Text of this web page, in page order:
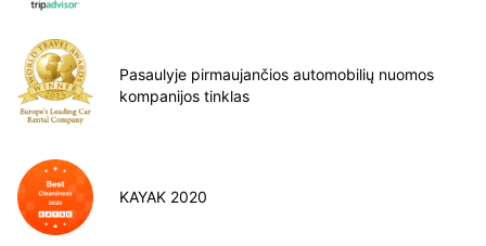
Pasaulyje pirmaujančios automobilių nuomos
kompanijos tinklas
KAYAK 2020